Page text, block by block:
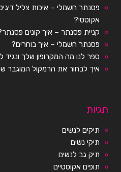
תגיות
תיקים לנשים
תיקי נשים
תיק גב לנשים
תופים אקוסטיים
פסנתר חשמלי – איכות צליל
אקוסטי?
קניית פסנתר – איך קונים
פסנתר חשמלי – איך בוחרים?
ספר לנו מה המקרופון שלך
איך לבחור את הרמקול המוגבר